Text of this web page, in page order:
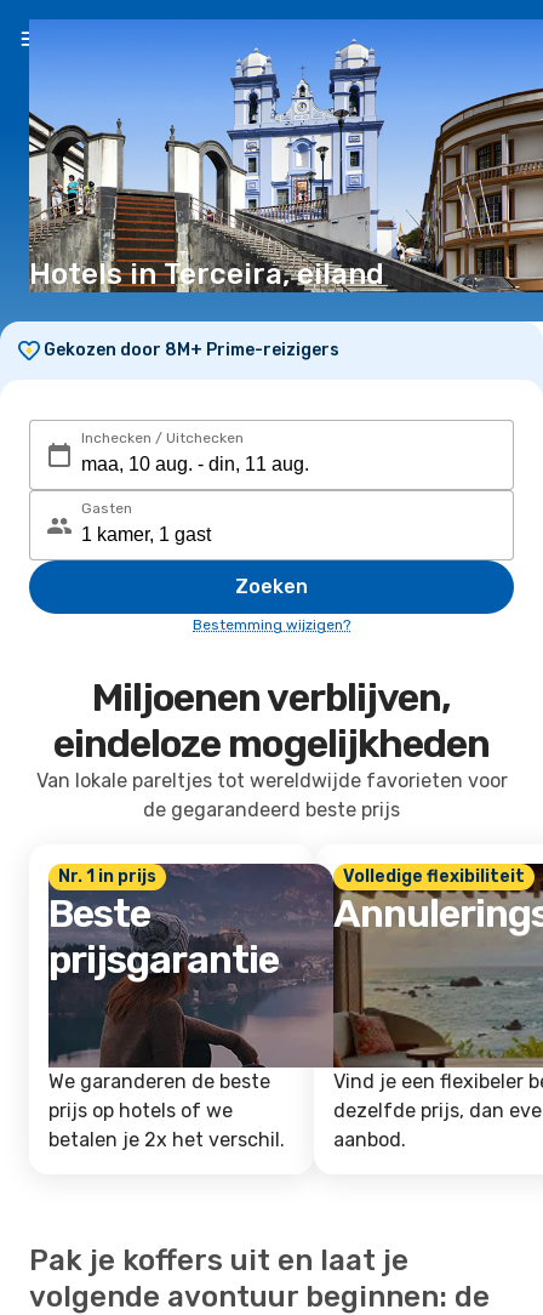
Hotels in Terceira, eiland
Gekozen door 8M+ Prime-reizigers
Inchecken / Uitchecken
Gasten
Zoeken
Bestemming wijzigen?
Miljoenen verblijven,
eindeloze mogelijkheden
Van lokale pareltjes tot wereldwijde favorieten voor
de gegarandeerd beste prijs
Nr. 1 in prijs
Beste
prijsgarantie
We garanderen de beste
prijs op hotels of we
betalen je 2x het verschil.
Volledige flexibiliteit
Vind je een flexibeler
dezelfde prijs, dan
aanbod.
Pak je koffers uit en laat je
volgende avontuur beginnen: de